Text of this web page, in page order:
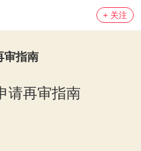
+ 关注
审指南
请再审指南